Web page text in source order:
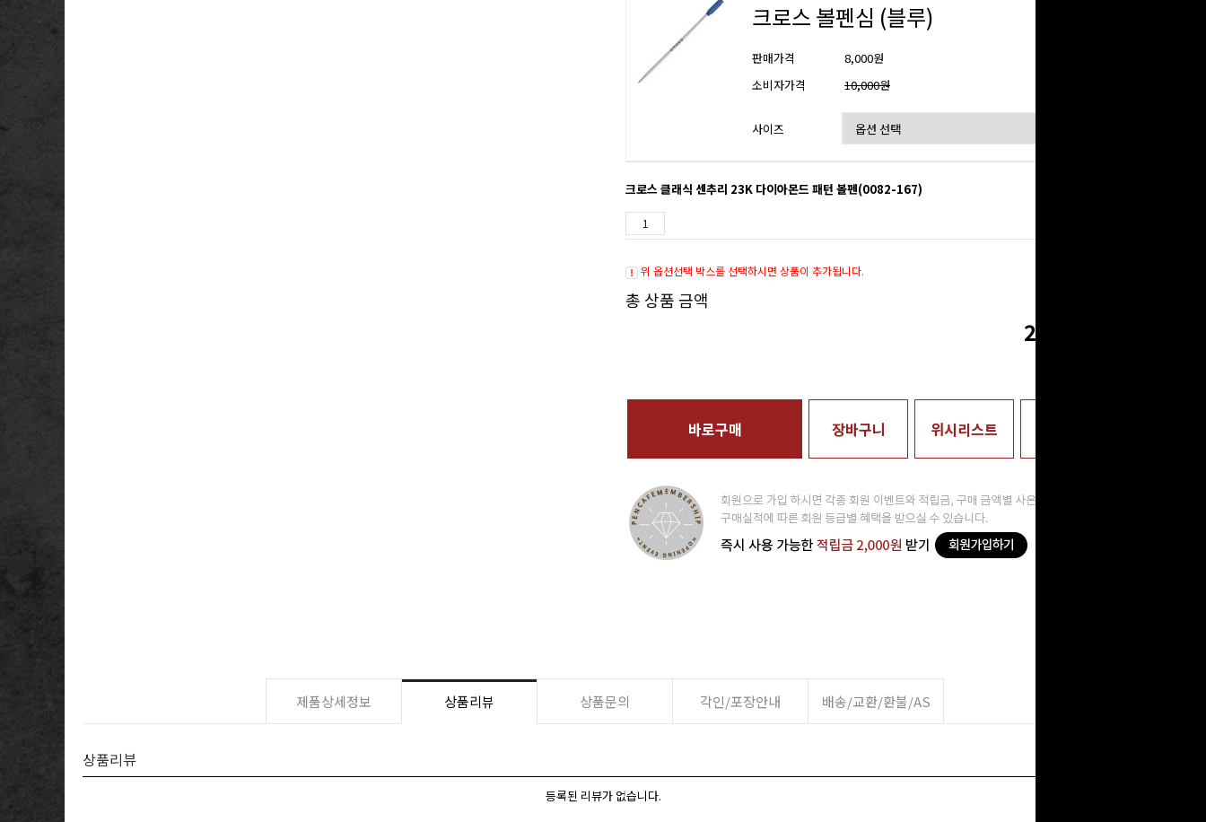
크로스 볼펜심 (블루)
판매가격
8,000원
소비자가격
10,000원
사이즈
크로스 클래식 센추리 23K 다이아몬드 패턴 볼펜(0082-167)
위 옵션선택 박스를 선택하시면 상품이 추가됩니다.
총 상품 금액
272,000
바로구매 장바구니 위시리스트
제품상세정보 상품리뷰 상품문의 각인/포장안내 배송/교환/환불/AS
상품리뷰
등록된 리뷰가 없습니다.